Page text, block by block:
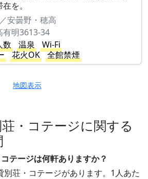
を。
安曇野・穂高
有明3613-34
数 温泉
Wi-Fi
花火OK 全館禁煙
地図表示
・コテージに関する
テージは何軒ありますか？
別荘・コテージがあります。1人あた